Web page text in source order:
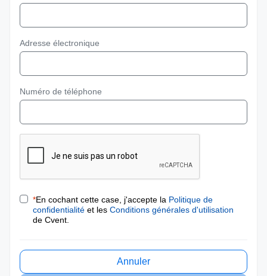
Adresse électronique
Numéro de téléphone
*En cochant cette case, j'accepte la Politique de
confidentialité et les Conditions générales d'utilisation
de Cvent.
Annuler